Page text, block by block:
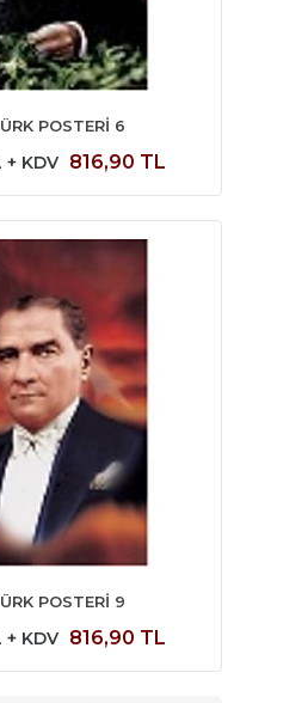
POSTERİ 6
+ KDV 816,90 TL
POSTERİ 9
+ KDV 816,90 TL